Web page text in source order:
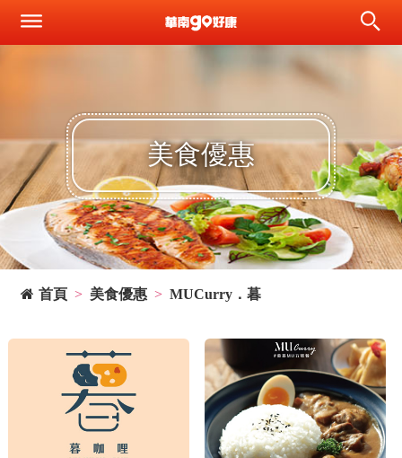
美食優惠
首頁 美食優惠 MUCurry．暮